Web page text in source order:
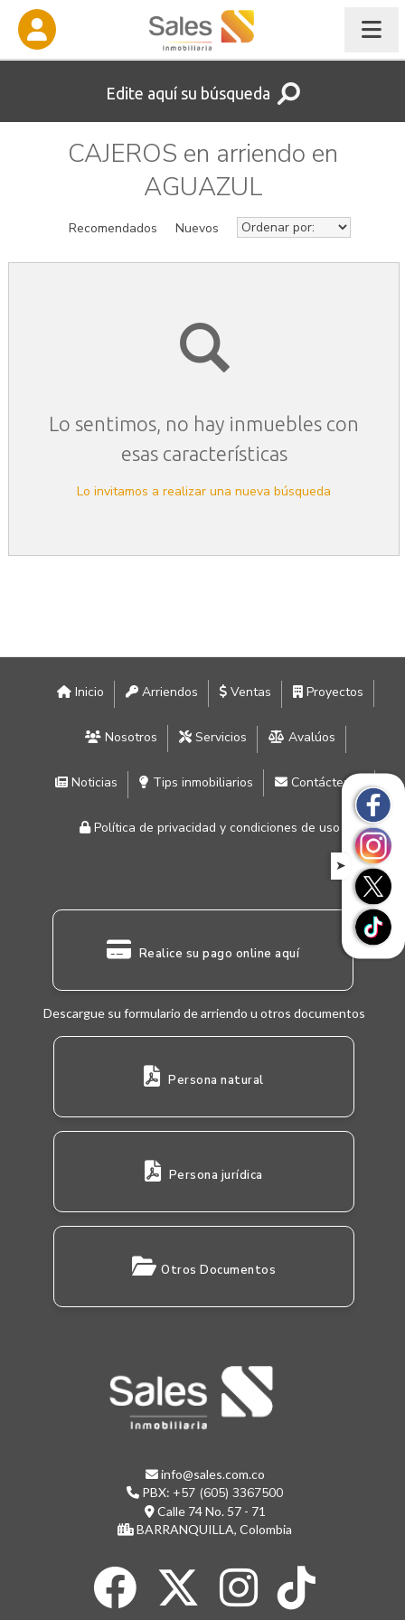
Edite aquí su búsqueda
CAJEROS en arriendo en
AGUAZUL
Recomendados Nuevos
Lo sentimos, no hay inmuebles con
esas características
Lo invitamos a realizar una nueva búsqueda
Inicio Arriendos Ventas Proyectos
Nosotros Servicios Avalúos
Noticias Tips inmobiliarios Contáctenos
Política de privacidad y condiciones de uso
Realice su pago online aquí
Descargue su formulario de arriendo u otros documentos
Persona natural
Persona jurídica
Otros Documentos
info@sales.com.co
PBX: +57 (605) 3367500
Calle 74 No. 57 - 71
BARRANQUILLA, Colombia
➤